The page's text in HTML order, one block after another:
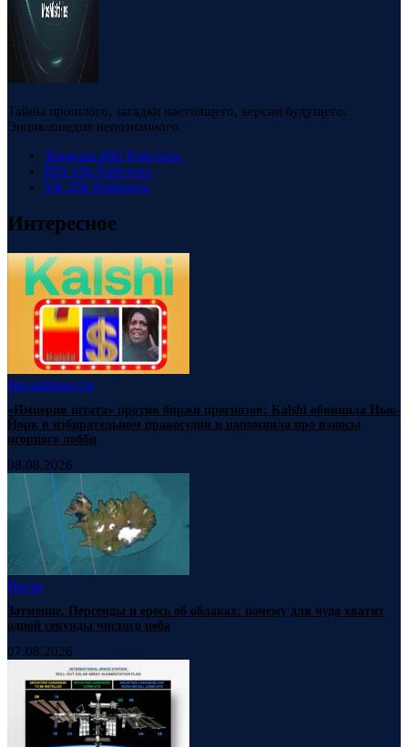
Тайны прошлого, загадки настоящего, версии будущего.
Энциклопедия непознанного.
Telegram 88k Followers
RSS 23k Followers
VK 23k Followers
Интересное
НаукаНовости
«Империя штата» против биржи прогнозов: Kalshi обвинила Нью-
Йорк в избирательном правосудии и напомнила про взносы
игорного лобби
08.08.2026
Наука
Затмение, Персеиды и ересь об облаках: почему для чуда хватит
одной секунды чистого неба
07.08.2026